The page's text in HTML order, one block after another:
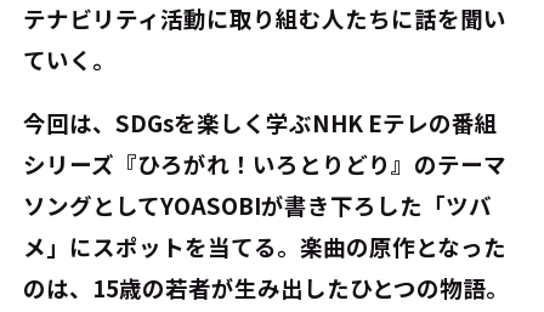
テナビリティ活動に取り組む人たちに話を聞い
ていく。
今回は、SDGsを楽しく学ぶNHK Eテレの番組
シリーズ『ひろがれ！いろとりどり』のテーマ
ソングとしてYOASOBIが書き下ろした「ツバ
メ」にスポットを当てる。楽曲の原作となった
のは、15歳の若者が生み出したひとつの物語。